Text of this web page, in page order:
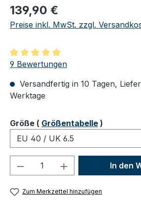
Regulärer Preis:
139,90 €
Preise inkl. MwSt. zzgl.
Durchschnittliche Bewertung von
9 Bewertungen
Versandfertig in 10 Tagen,
Werktage
Größeauswählen
( Größentabelle )
Produkt Anzahl: GibIn den
Zum Merkzettel hinzufügen